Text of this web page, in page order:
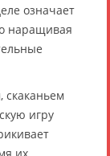
означает
наращивая
скаканьем
игру